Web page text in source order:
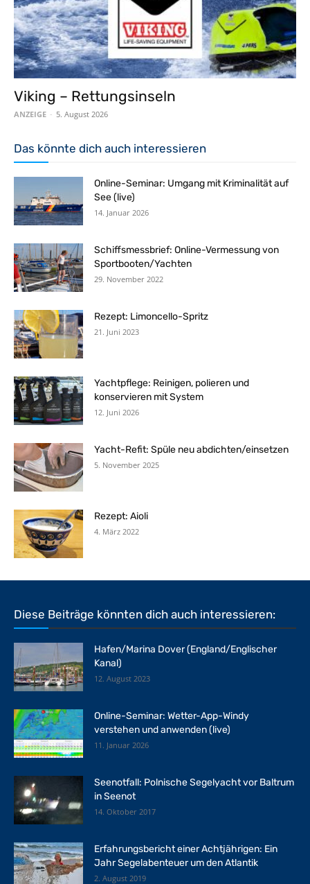
Viking – Rettungsinseln
ANZEIGE - 5. August 2026
Das könnte dich auch interessieren
Online-Seminar: Umgang mit Kriminalität auf
See (live)
14. Januar 2026
Schiffsmessbrief: Online-Vermessung von
Sportbooten/Yachten
29. November 2022
Rezept: Limoncello-Spritz
21. Juni 2023
Yachtpflege: Reinigen, polieren und
konservieren mit System
12. Juni 2026
Yacht-Refit: Spüle neu abdichten/einsetzen
5. November 2025
Rezept: Aioli
4. März 2022
Diese Beiträge könnten dich auch interessieren:
Hafen/Marina Dover (England/Englischer
Kanal)
12. August 2023
Online-Seminar: Wetter-App-Windy
verstehen und anwenden (live)
11. Januar 2026
Seenotfall: Polnische Segelyacht vor Baltrum
in Seenot
14. Oktober 2017
Erfahrungsbericht einer Achtjährigen: Ein
Jahr Segelabenteuer um den Atlantik
2. August 2019